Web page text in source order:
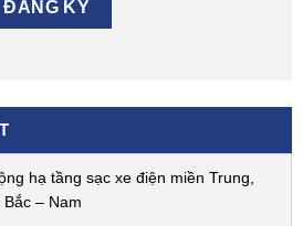
hạ tầng sạc xe điện miền Trung,
– Nam